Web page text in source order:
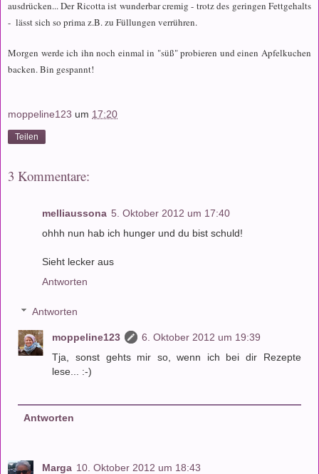
ausdrücken... Der Ricotta ist wunderbar cremig - trotz des geringen Fettgehalts
- lässt sich so prima z.B. zu Füllungen verrühren.
Morgen werde ich ihn noch einmal in "süß" probieren und einen Apfelkuchen
backen. Bin gespannt!
moppeline123 um 17:20
Teilen
3 Kommentare:
melliaussona 5. Oktober 2012 um 17:40
ohhh nun hab ich hunger und du bist schuld!
Sieht lecker aus
Antworten
Antworten
moppeline123
6. Oktober 2012 um 19:39
Tja, sonst gehts mir so, wenn ich bei dir Rezepte
lese... :-)
Antworten
Marga 10. Oktober 2012 um 18:43